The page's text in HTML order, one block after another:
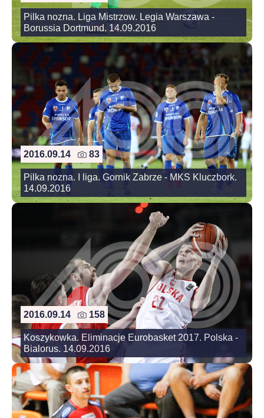
Pilka nozna. Liga Mistrzow. Legia Warszawa -
Borussia Dortmund. 14.09.2016
2016.09.14 83
Pilka nozna. I liga. Gornik Zabrze - MKS Kluczbork.
14.09.2016
2016.09.14 158
Koszykowka. Eliminacje Eurobasket 2017. Polska -
Bialorus. 14.09.2016